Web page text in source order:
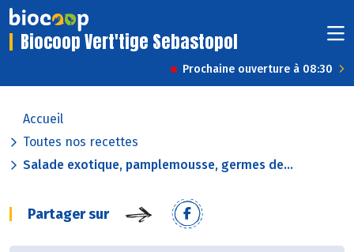
Biocoop Vert'tige Sebastopol
Prochaine ouverture à 08:30
Accueil
Toutes nos recettes
Salade exotique, pamplemousse, germes de...
Partager sur